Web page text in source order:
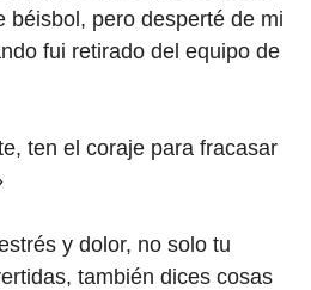
béisbol, pero desperté de mi
fui retirado del equipo de
ten el coraje para fracasar
y dolor, no solo tu
también dices cosas